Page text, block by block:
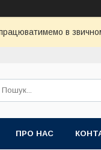
в
ПРО НАС